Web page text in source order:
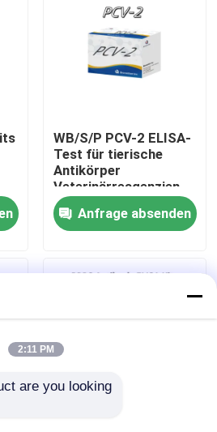
WB/S/P PCV-2 ELISA-
Test für tierische
Antikörper
Veterinärreagenzien
Anfrage absenden
2:11 PM
are you looking